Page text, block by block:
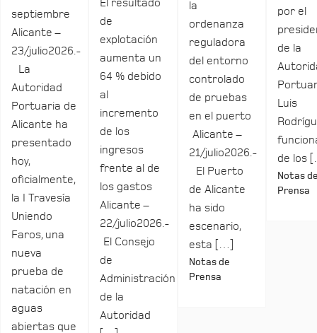
septiembre
Alicante –
23/julio2026.-
La
Autoridad
Portuaria de
Alicante ha
presentado
hoy,
oficialmente,
la I Travesía
Uniendo
Faros, una
nueva
prueba de
natación en
aguas
abiertas que
El resultado
de
explotación
aumenta un
64 % debido
al
incremento
de los
ingresos
frente al de
los gastos
Alicante –
22/julio2026.-
El Consejo
de
Administración
de la
Autoridad
la
ordenanza
reguladora
del entorno
controlado
de pruebas
en el puerto
Alicante –
21/julio2026.-
El Puerto
de Alicante
ha sido
escenario,
esta […]
Notas de
Prensa
por el
de la
Luis
de los
Notas
Prensa